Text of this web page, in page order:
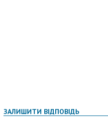
ЗАЛИШИТИ ВІДПОВІДЬ